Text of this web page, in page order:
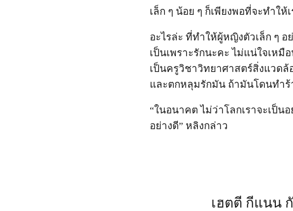
เล็ก ๆ น้อย ๆ ก็เพียงพอที่จะทำให้
อะไรล่ะ ที่ทำให้ผู้หญิงตัวเล็ก ๆ อ
เป็นเพราะรักนะคะ ไม่แน่ใจเหมื
เป็นครูวิชาวิทยาศาสตร์สิ่งแวดล้
และตกหลุมรักมัน ถ้ามันโดนทำร้
“ในอนาคต ไม่ว่าโลกเราจะเป็
อย่างดี” หลิงกล่าว
เฮตตี กีแนน